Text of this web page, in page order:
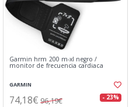
Garmin hrm 200 m-xl negro /
monitor de frecuencia cardiaca
GARMIN
74,18€ 96,19€ - 23%